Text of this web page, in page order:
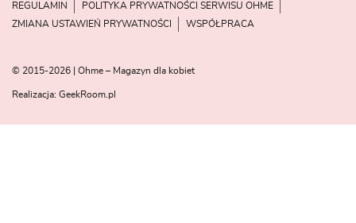
REGULAMIN
POLITYKA PRYWATNOŚCI SERWISU OHME
ZMIANA USTAWIEŃ PRYWATNOŚCI
WSPÓŁPRACA
© 2015-2026 | Ohme – Magazyn dla kobiet
Realizacja: GeekRoom.pl